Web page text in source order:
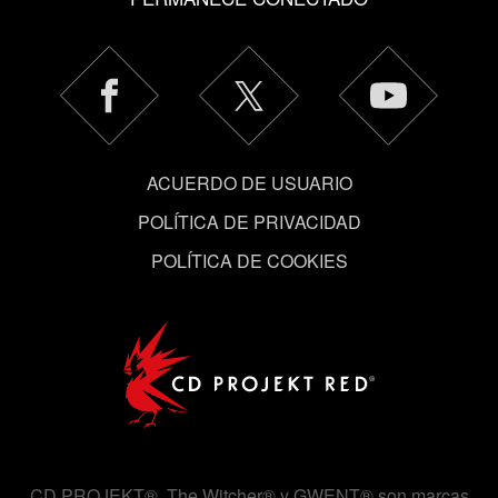
Encontrarás todos los detalles sobre nuestro uso de las
cookies y podrás modificar tus preferencias al respecto
en el menú «Ajustes» de más abajo.
ACUERDO DE USUARIO
POLÍTICA DE PRIVACIDAD
POLÍTICA DE COOKIES